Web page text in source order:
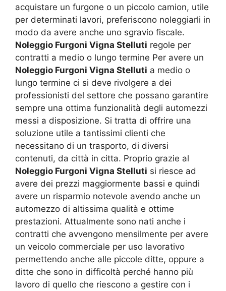
acquistare un furgone o un piccolo camion, utile
per determinati lavori, preferiscono noleggiarli in
modo da avere anche uno sgravio fiscale.
Noleggio Furgoni Vigna Stelluti regole per
contratti a medio o lungo termine Per avere un
Noleggio Furgoni Vigna Stelluti a medio o
lungo termine ci si deve rivolgere a dei
professionisti del settore che possano garantire
sempre una ottima funzionalità degli automezzi
messi a disposizione. Si tratta di offrire una
soluzione utile a tantissimi clienti che
necessitano di un trasporto, di diversi
contenuti, da città in citta. Proprio grazie al
Noleggio Furgoni Vigna Stelluti si riesce ad
avere dei prezzi maggiormente bassi e quindi
avere un risparmio notevole avendo anche un
automezzo di altissima qualità e ottime
prestazioni. Attualmente sono nati anche i
contratti che avvengono mensilmente per avere
un veicolo commerciale per uso lavorativo
permettendo anche alle piccole ditte, oppure a
ditte che sono in difficoltà perché hanno più
lavoro di quello che riescono a gestire con i